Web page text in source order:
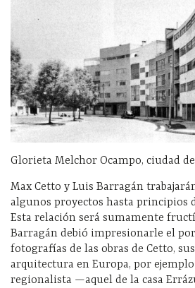
Glorieta Melchor Ocampo, ciudad
Max Cetto y Luis Barragán
algunos proyectos hasta principios
Esta relación será sumamente
Barragán debió impresionarle el
fotografías de las obras de Cetto,
arquitectura en Europa, por
regionalista —aquel de la casa